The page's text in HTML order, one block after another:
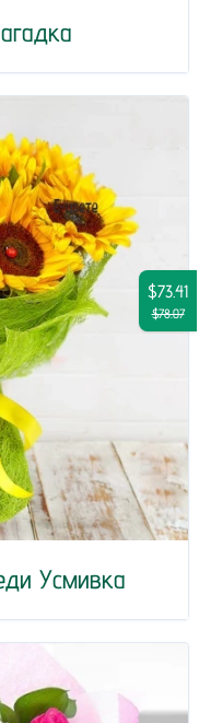
Усмивка
$73.41
$78.07